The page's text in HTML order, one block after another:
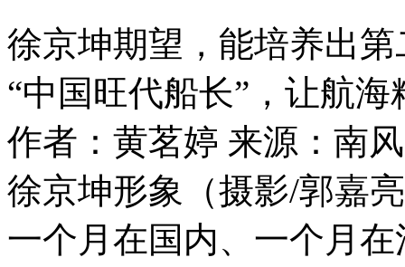
徐京坤期望，能培养出
“中国旺代船长”，让航
作者：黄茗婷 来源：南
徐京坤形象（摄影/郭嘉
一个月在国内、一个月